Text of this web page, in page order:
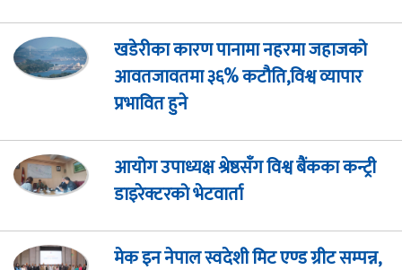
खडेरीका कारण पानामा नहरमा जहाजको
आवतजावतमा ३६% कटौति,विश्व व्यापार
प्रभावित हुने
आयोग उपाध्यक्ष श्रेष्ठसँग विश्व बैंकका कन्ट्री
डाइरेक्टरको भेटवार्ता
मेक इन नेपाल स्वदेशी मिट एण्ड ग्रीट सम्पन्न,